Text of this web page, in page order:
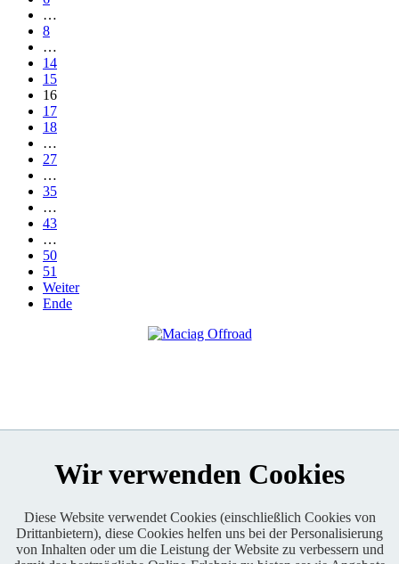
…
8
…
14
15
16
17
18
…
27
…
35
…
43
…
50
51
Weiter
Ende
Enduro One Series Partner
Wir verwenden Cookies
Diese Website verwendet Cookies (einschließlich Cookies von
Drittanbietern), diese Cookies helfen uns bei der Personalisierung
von Inhalten oder um die Leistung der Website zu verbessern und